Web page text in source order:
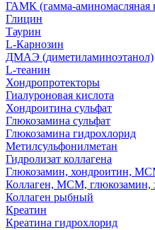
ГАМК (гамма-аминомасляная
Глицин
Таурин
L-Карнозин
ДМАЭ (диметиламиноэтанол)
L-теанин
Хондропротекторы
Гиалуроновая кислота
Хондроитина сульфат
Глюкозамина сульфат
Глюкозамина гидрохлорид
Метилсульфонилметан
Гидролизат коллагена
Глюкозамин, хондроитин,
Коллаген, МСМ, глюкозамин,
Коллаген рыбный
Креатин
Креатина гидрохлорид